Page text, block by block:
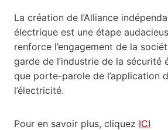
La création de l’Alliance
électrique est une étape
renforce l’engagement de la
garde de l’industrie de la sécurité
que porte-parole de l’application
l’électricité.
Pour en savoir plus, cliquez ICI